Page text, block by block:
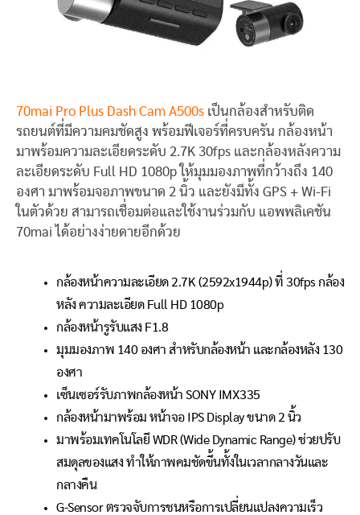
70mai Pro Plus Dash Cam A500s เป็นกล้องสำหรับติด
รถยนต์ที่มีความคมชัดสูง พร้อมฟีเจอร์ที่ครบครัน กล้องหน้า
มาพร้อมความละเอียดระดับ 2.7K 30fps และกล้องหลังความ
ละเอียดระดับ Full HD 1080p ให้มุมมองภาพที่กว้างถึง 140
องศา มาพร้อมจอภาพขนาด 2 นิ้ว และยังมีทั้ง GPS + Wi-Fi
ในตัวด้วย สามารถเชื่อมต่อและใช้งานร่วมกับ แอพพลิเคชัน
70mai ได้อย่างง่ายดายอีกด้วย
กล้องหน้าความละเอียด 2.7K (2592x1944p) ที่ 30fps กล้อง
หลัง ความละเอียด Full HD 1080p
กล้องหน้ารูรับแสง F1.8
มุมมองภาพ 140 องศา สำหรับกล้องหน้า และกล้องหลัง 130
องศา
เซ็นเซอร์รับภาพกล้องหน้า SONY IMX335
กล้องหน้ามาพร้อม หน้าจอ IPS Display ขนาด 2 นิ้ว
มาพร้อมเทคโนโลยี WDR (Wide Dynamic Range) ช่วยปรับ
สมดุลของแสง ทำให้ภาพคมชัดขึ้นทั้งในเวลากลางวันและ
กลางคืน
G-Sensor ตรวจจับการชนหรือการเปลี่ยนแปลงความเร็ว